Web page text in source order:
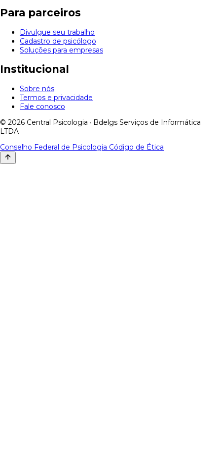
Para parceiros
Divulgue seu trabalho
Cadastro de psicólogo
Soluções para empresas
Institucional
Sobre nós
Termos e privacidade
Fale conosco
© 2026 Central Psicologia · Bdelgs Serviços de Informática
LTDA
Conselho Federal de Psicologia Código de Ética